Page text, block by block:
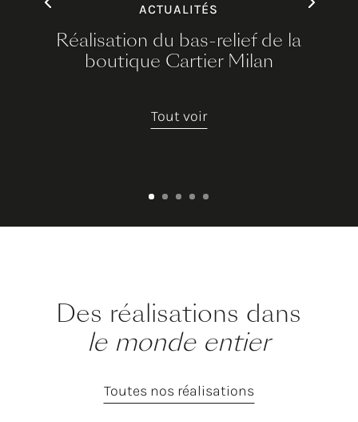
ACTUALITÉS
Réalisation du bas-relief de la
boutique Cartier Milan
Tout voir
Des réalisations dans
le monde entier
Toutes nos réalisations